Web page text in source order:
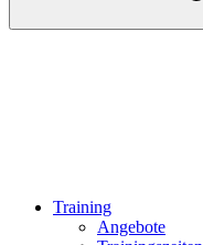
Training
Angebote